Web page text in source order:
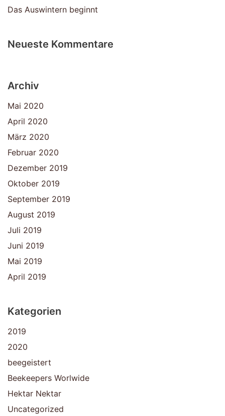
Das Auswintern beginnt
Neueste Kommentare
Archiv
Mai 2020
April 2020
März 2020
Februar 2020
Dezember 2019
Oktober 2019
September 2019
August 2019
Juli 2019
Juni 2019
Mai 2019
April 2019
Kategorien
2019
2020
beegeistert
Beekeepers Worlwide
Hektar Nektar
Uncategorized